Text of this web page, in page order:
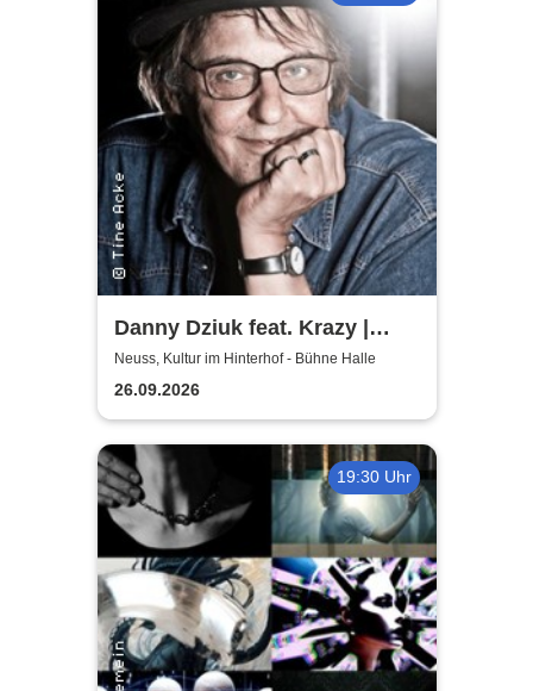
Danny Dziuk feat. Krazy |
Kultur im Hinterhof
Neuss, Kultur im Hinterhof - Bühne Halle
26.09.2026
19:30 Uhr